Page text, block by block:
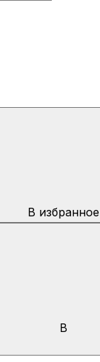
В избранное
В